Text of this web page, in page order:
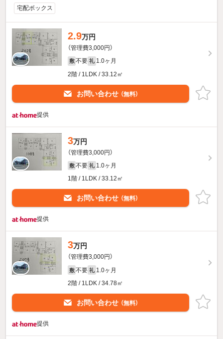
宅配ボックス
2.9万円
（管理費3,000円）
敷 不要 礼 1.0ヶ月
2階 / 1LDK / 33.12㎡
お問い合わせ （無料）
提供
3万円
（管理費3,000円）
敷 不要 礼 1.0ヶ月
1階 / 1LDK / 33.12㎡
お問い合わせ （無料）
提供
3万円
（管理費3,000円）
敷 不要 礼 1.0ヶ月
2階 / 1LDK / 34.78㎡
お問い合わせ （無料）
提供